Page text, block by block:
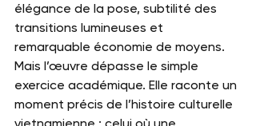
élégance de la pose, subtilité des
transitions lumineuses et
remarquable économie de moyens.
Mais l’œuvre dépasse le simple
exercice académique. Elle raconte un
moment précis de l’histoire culturelle